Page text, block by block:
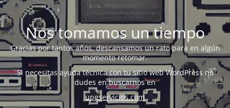
Nos tomamos un tiempo
Gracias por tantos años, descansamos un rato para en algún
momento retomar.
Si necesitas ayuda técnica con tu sitio web WordPress no
dudes en buscarnos en
upgservicios.com